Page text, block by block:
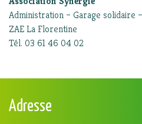
Administration – Garage solidaire
ZAE La Florentine
Tél. 03 61 46 04 02
Adresse